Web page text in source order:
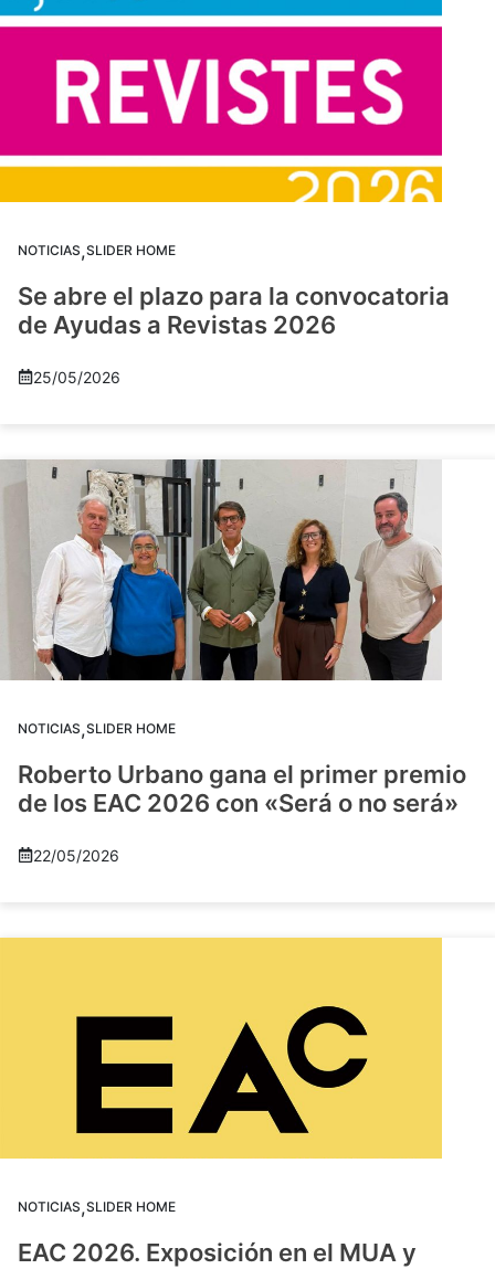
NOTICIAS,SLIDER HOME
Se abre el plazo para la convocatoria
de Ayudas a Revistas 2026
25/05/2026
NOTICIAS,SLIDER HOME
Roberto Urbano gana el primer premio
de los EAC 2026 con «Será o no será»
22/05/2026
NOTICIAS,SLIDER HOME
EAC 2026. Exposición en el MUA y